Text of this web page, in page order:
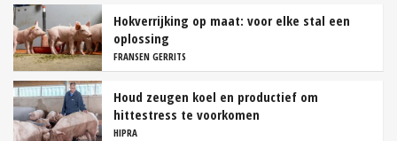
Hokverrijking op maat: voor elke stal een
oplossing
FRANSEN GERRITS
Houd zeugen koel en productief om
hittestress te voorkomen
HIPRA